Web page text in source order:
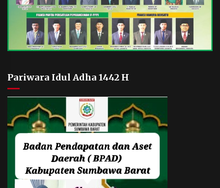
Pariwara Idul Adha 1442 H